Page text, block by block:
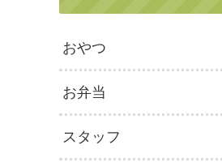
おやつ
お弁当
スタッフ